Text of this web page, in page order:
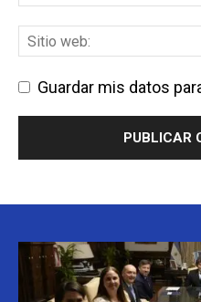
Guardar mis datos